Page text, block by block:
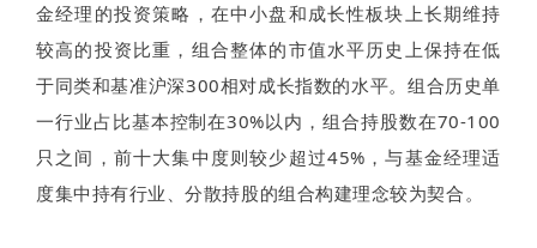
金经理的投资策略，在中小盘和成长性板块上长期维持
较高的投资比重，组合整体的市值水平历史上保持在低
于同类和基准沪深300相对成长指数的水平。组合历史单
一行业占比基本控制在30%以内，组合持股数在70-100
只之间，前十大集中度则较少超过45%，与基金经理适
度集中持有行业、分散持股的组合构建理念较为契合。